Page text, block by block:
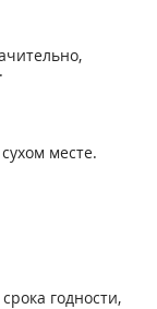
месте.
годности,